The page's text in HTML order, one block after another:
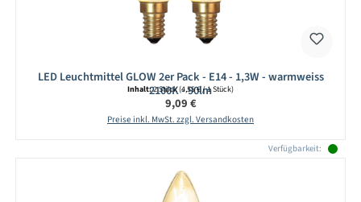
LED Leuchtmittel GLOW 2er Pack - E14 - 1,3W - warmweiss
2100K - 90lm
Inhalt:2 Stück(4,55 € / 1 Stück)
Regulärer Preis:
9,09 €
Preise inkl. MwSt. zzgl. Versandkosten
Verfügbarkeit: